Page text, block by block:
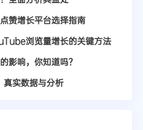
赞增长平台选择指南
浏览量增长的关键方法
影响，你知道吗？
真实数据与分析